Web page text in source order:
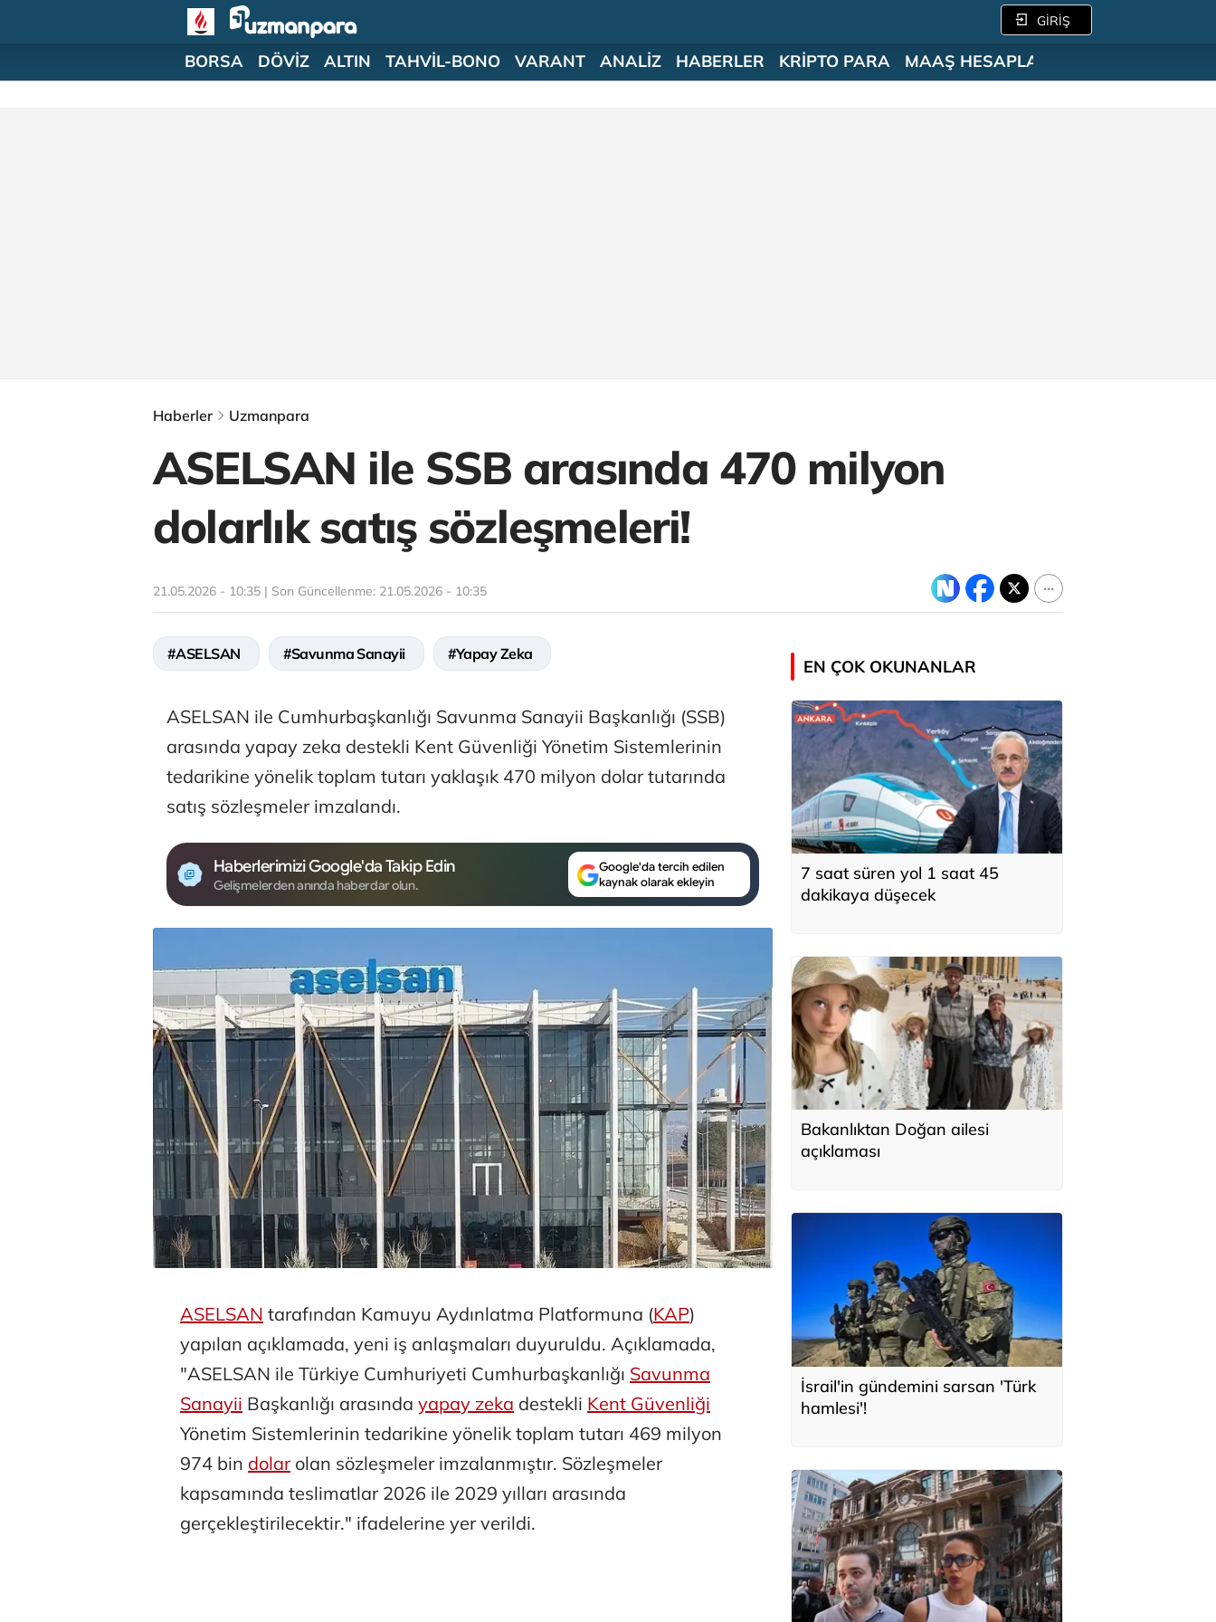
GİRİŞ
BORSA DÖVİZ ALTIN TAHVİL-BONO VARANT ANALİZ HABERLER KRİPTO PARA MAAŞ HESAPLAMA
Haberler Uzmanpara
ASELSAN ile SSB arasında 470 milyon
dolarlık satış sözleşmeleri!
21.05.2026 - 10:35 | Son Güncellenme: 21.05.2026 - 10:35
#ASELSAN #Savunma Sanayii #Yapay Zeka
ASELSAN ile Cumhurbaşkanlığı Savunma Sanayii Başkanlığı (SSB)
arasında yapay zeka destekli Kent Güvenliği Yönetim Sistemlerinin
tedarikine yönelik toplam tutarı yaklaşık 470 milyon dolar tutarında
satış sözleşmeler imzalandı.
Haberlerimizi Google'da Takip Edin
Gelişmelerden anında haberdar olun.
Google'da tercih edilen
kaynak olarak ekleyin
ASELSAN tarafından Kamuyu Aydınlatma Platformuna (KAP)
yapılan açıklamada, yeni iş anlaşmaları duyuruldu. Açıklamada,
"ASELSAN ile Türkiye Cumhuriyeti Cumhurbaşkanlığı Savunma
Sanayii Başkanlığı arasında yapay zeka destekli Kent Güvenliği
Yönetim Sistemlerinin tedarikine yönelik toplam tutarı 469 milyon
974 bin dolarolan sözleşmeler imzalanmıştır. Sözleşmeler
kapsamında teslimatlar 2026 ile 2029 yılları arasında
gerçekleştirilecektir." ifadelerine yer verildi.
EN ÇOK OKUNANLAR
7 saat süren yol 1 saat 45
dakikaya düşecek
Bakanlıktan Doğan ailesi
açıklaması
İsrail'in gündemini sarsan 'Türk
hamlesi'!